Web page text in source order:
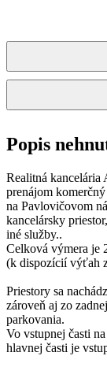
Popis
Realitná
prenájom
na Pavlovičovom
kancelársky
iné služby..
Celková výmera je
(k dispozícií výťah
Priestory sa
zároveň aj zo
parkovania.
Vo vstupnej časti
hlavnej časti je